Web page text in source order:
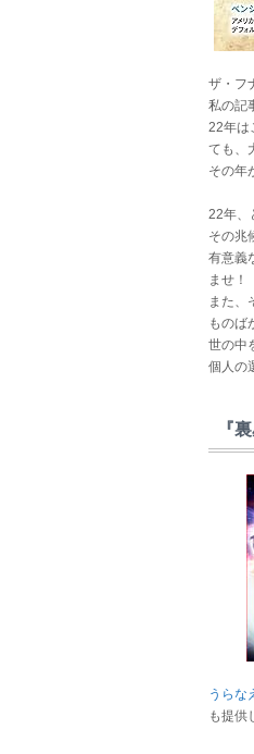
ザ・フ
私の記
22年は
ても、
その年
22年、
その兆
有意義
ませ！
また、
ものば
世の中
個人の
『
うらな
も提供